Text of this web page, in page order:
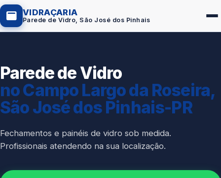
VIDRAÇARIA
Parede de Vidro, São José dos Pinhais
Box de Vidro
Portas em Vidro
Guarda-Corpo
Espelho Sob Medida
Fachada de Vidro
Parede de Vidro
no Campo Largo da Roseira,
São José dos Pinhais-PR
Fechamentos e painéis de vidro sob medida.
Profissionais atendendo na sua localização.